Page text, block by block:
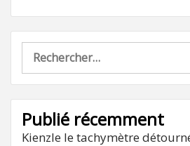
Rechercher :
Publié récemment
Kienzle le tachymètre